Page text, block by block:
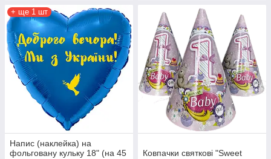
+ ще 1 шт
Напис (наклейка) на
фольговану кульку 18" (на 45
Ковпачки святкові "Sweet